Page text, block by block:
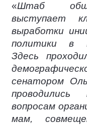
«Штаб
выступает
выработки
политики в
Здесь
сенатором
вопросам
мам,